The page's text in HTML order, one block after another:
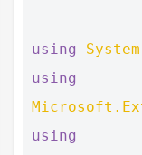
using
using
using